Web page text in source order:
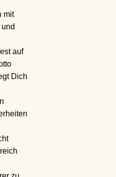
mit
auf
Dich